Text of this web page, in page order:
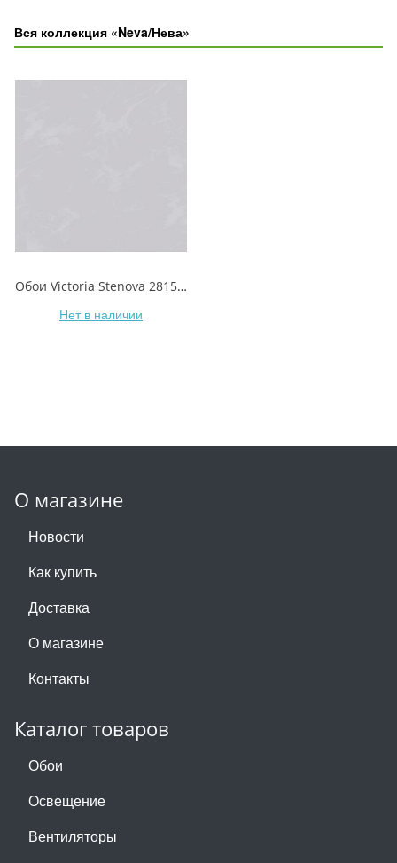
Вся коллекция «Neva/Нева»
Обои Victoria Stenova 281587 Neva/Нева
Нет в наличии
О магазине
Новости
Как купить
Доставка
О магазине
Контакты
Каталог товаров
Обои
Освещение
Вентиляторы